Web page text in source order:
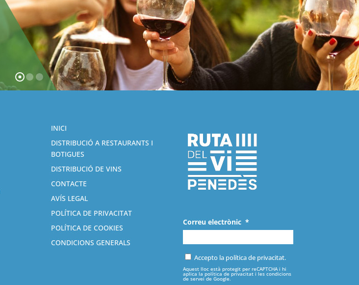
INICI
DISTRIBUCIÓ A RESTAURANTS I
BOTIGUES
DISTRIBUCIÓ DE VINS
CONTACTE
AVÍS LEGAL
POLÍTICA DE PRIVACITAT
POLÍTICA DE COOKIES
CONDICIONS GENERALS
Correu electrònic *
Accepto la política de privacitat.
Aquest lloc està protegit per reCAPTCHA i hi
aplica lapolítica de privacitat i lescondicions
de serveide Google.